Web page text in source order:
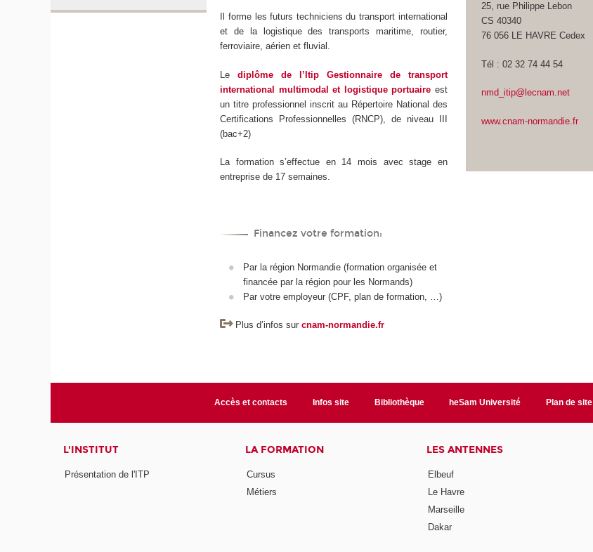
Il forme les futurs techniciens du transport international
et de la logistique des transports maritime, routier,
ferroviaire, aérien et fluvial.
Lediplôme de l’Itip Gestionnaire de transport
international multimodal et logistique portuaire est
un titre professionnel inscrit au Répertoire National des
Certifications Professionnelles (RNCP), de niveau III
(bac+2)
La formation s’effectue en 14 mois avec stage en
entreprise de 17 semaines.
Financez votre formation:
Par la région Normandie (formation organisée et
financée par la région pour les Normands)
Par votre employeur (CPF, plan de formation, …)
Plus d’infos surcnam-normandie.fr
25, rue Philippe Lebon
CS 40340
76 056 LE HAVRE Cedex
Tél : 02 32 74 44 54
nmd_itip@lecnam.net
www.cnam-normandie.fr
Accès et contacts Infos site Bibliothèque heSam Université Plan de site
L'INSTITUT
Présentation de l'ITP
LA FORMATION
Cursus
Métiers
LES ANTENNES
Elbeuf
Le Havre
Marseille
Dakar